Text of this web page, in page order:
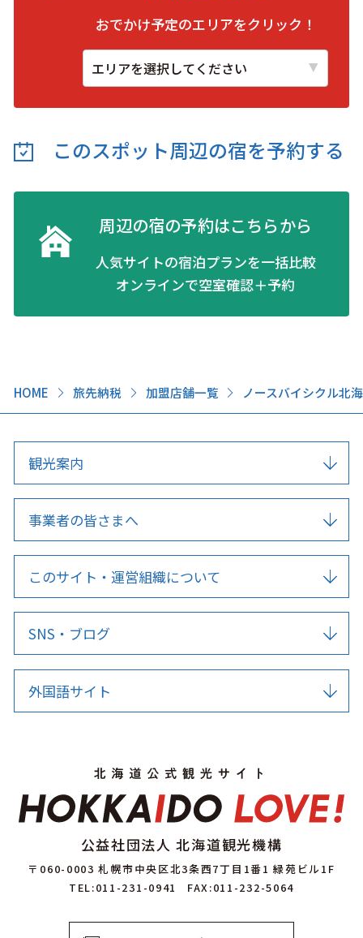
HOME 旅先納税 加盟店舗一覧 ノースバイシクル北
おでかけ予定のエリアをクリック！
このスポット周辺の宿を予約する
周辺の宿の予約はこちらから
人気サイトの宿泊プランを一括比較
オンラインで空室確認＋予約
観光案内
事業者の皆さまへ
このサイト・運営組織について
SNS・ブログ
外国語サイト
公益社団法人 北海道観光機構
〒060-0003 札幌市中央区北3条西7丁目1番1 緑苑ビル1F
TEL:011-231-0941
FAX:011-232-5064